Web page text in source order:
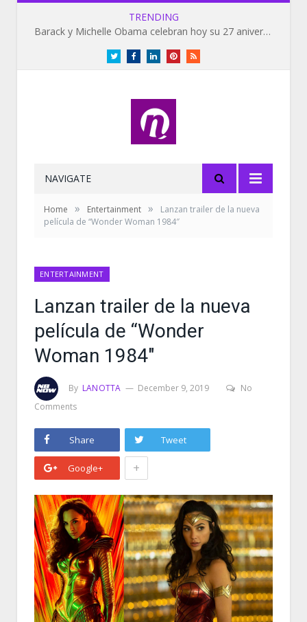
TRENDING
Barack y Michelle Obama celebran hoy su 27 aniversario de bodas
TwitterFacebookLinkedInPinterestRSS
NAVIGATE
Home » Entertainment »
Lanzan trailer de la nueva
película de “Wonder Woman 1984″
ENTERTAINMENT
Lanzan trailer de la nueva
película de “Wonder
Woman 1984″
By LANOTTA December 9, 2019
No
Comments
Share Tweet
Google+ +